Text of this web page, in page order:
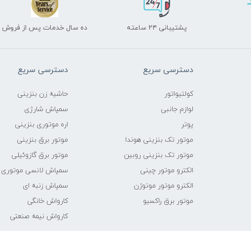
پشتیبانی ۲۴ ساعته ده سال خدمات پس از فروش
دسترسی سریع
کولتیواتور
لوازم جانبی
پوتر
موتور تک بنزینی هوندا
موتور تک بنزینی روبین
الکترو موتور چینی
الکترو موتور موتوژن
موتور برق راکسیو
دسترسی سریع
حاشیه زن بنزینی
سمپاش شارژی
اره موتوری بنزینی
موتور برق بنزینی
موتور برق گازوئیلی
سمپاش لانسی موتوری
سمپاش زنبه ای
کارواش خانگی
کارواش نیمه صنعتی